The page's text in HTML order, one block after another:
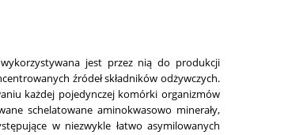
jest przez nią do produkcji
źródeł składników odżywczych.
każdej pojedynczej komórki organizmów
schelatowane aminokwasowo minerały,
w niezwykle łatwo asymilowanych